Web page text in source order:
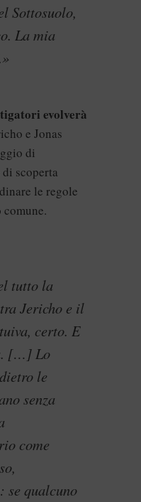
Sottosuolo,
La mia
evolverà
e Jonas
di
scoperta
le regole
tutto la
Jericho e il
certo. E
[…] Lo
le
senza
come
se qualcuno